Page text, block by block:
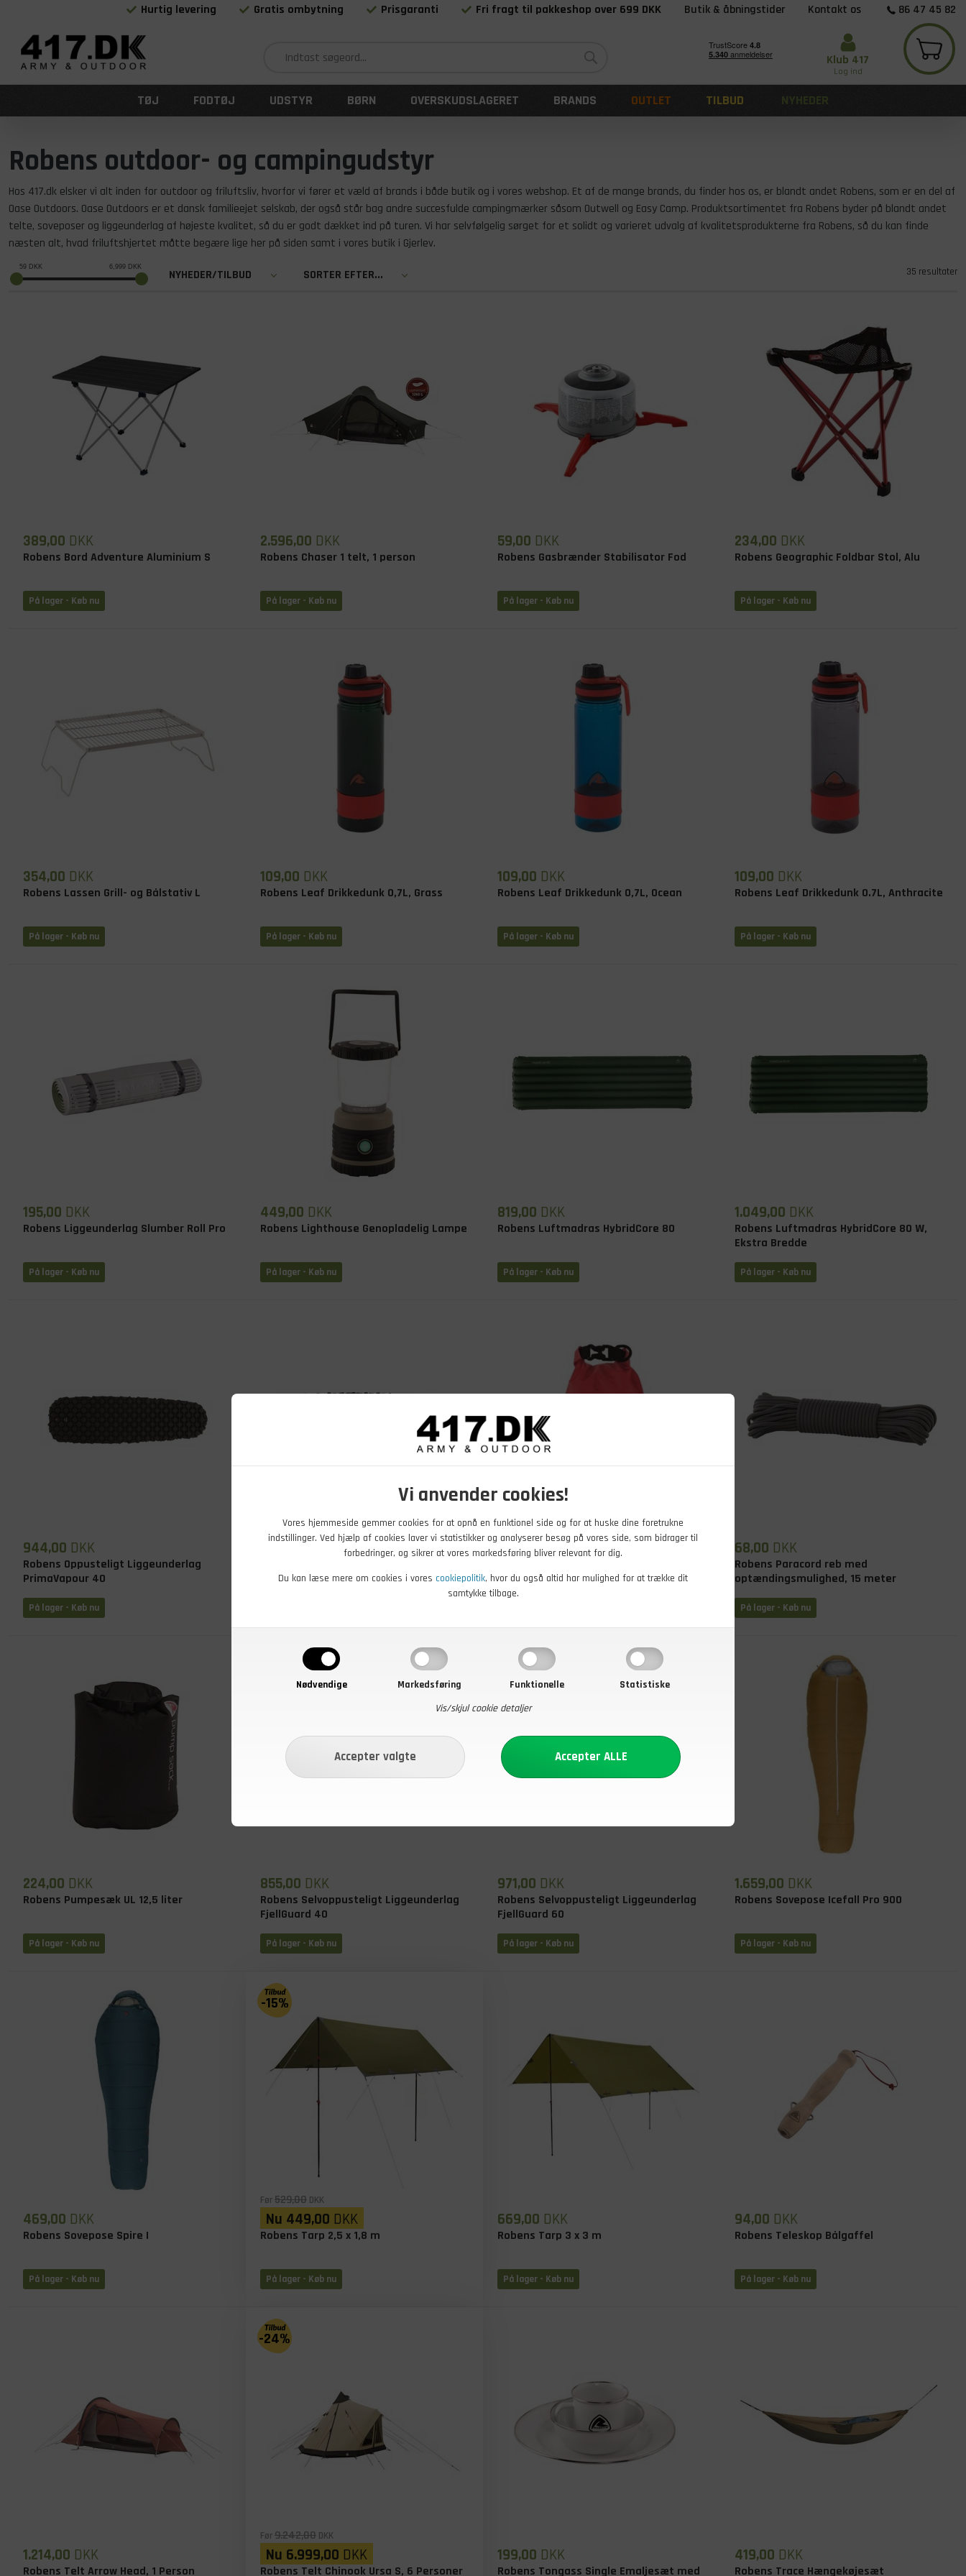
Vi anvender cookies!
Vores hjemmeside gemmer cookies for at opnå en funktionel side og for at huske dine foretrukne
indstillinger. Ved hjælp af cookies laver vi statistikker og analyserer besøg på vores side, som bidrager til
forbedringer, og sikrer at vores markedsføring bliver relevant for dig.
Du kan læse mere om cookies i vores cookiepolitik, hvor du også altid har mulighed for at trække dit
samtykke tilbage.
Nødvendige Markedsføring Funktionelle
Statistiske
Vis/skjul cookie detaljer
Hurtig levering Gratis ombytning Prisgaranti Fri fragt til pakkeshop over 699 DKK Butik & åbningstider Kontakt os
86 47 45 82
Klub 417
Log ind
TØJ FODTØJ UDSTYR BØRN OVERSKUDSLAGERET BRANDS OUTLET TILBUD NYHEDER
Robens outdoor- og campingudstyr
Hos 417.dk elsker vi alt inden for outdoor og friluftsliv, hvorfor vi fører et væld af brands i både butik og i vores webshop. Et af de mange brands, du finder hos os, er blandt andet Robens, som er en del af
Oase Outdoors. Oase Outdoors er et dansk familieejet selskab, der også står bag andre succesfulde campingmærker såsom Outwell og Easy Camp. Produktsortimentet fra Robens byder på blandt andet
telte, soveposer og liggeunderlag af højeste kvalitet, så du er godt dækket ind på turen. Vi har selvfølgelig sørget for et solidt og varieret udvalg af kvalitetsprodukterne fra Robens, så du kan finde
næsten alt, hvad friluftshjertet måtte begære lige her på siden samt i vores butik i Gjerlev.
35 resultater
389,00 DKK
Robens Bord Adventure Aluminium S
På lager - Køb nu
2.596,00 DKK
Robens Chaser 1 telt, 1 person
På lager - Køb nu
59,00 DKK
Robens Gasbrænder Stabilisator Fod
På lager - Køb nu
234,00 DKK
Robens Geographic Foldbar Stol, Alu
På lager - Køb nu
354,00 DKK
Robens Lassen Grill- og Bålstativ L
På lager - Køb nu
109,00 DKK
Robens Leaf Drikkedunk 0,7L, Grass
På lager - Køb nu
109,00 DKK
Robens Leaf Drikkedunk 0,7L, Ocean
På lager - Køb nu
109,00 DKK
Robens Leaf Drikkedunk 0.7L, Anthracite
På lager - Køb nu
195,00 DKK
Robens Liggeunderlag Slumber Roll Pro
På lager - Køb nu
449,00 DKK
Robens Lighthouse Genopladelig Lampe
På lager - Køb nu
819,00 DKK
Robens Luftmadras HybridCore 80
På lager - Køb nu
1.049,00 DKK
Robens Luftmadras HybridCore 80 W,
Ekstra Bredde
På lager - Køb nu
944,00 DKK
Robens Oppusteligt Liggeunderlag
PrimaVapour 40
På lager - Køb nu
1.039,00
PrimaVapour 60
179,00DKK 68,00 DKK
Robens Paracord reb med
optændingsmulighed, 15 meter
På lager - Køb nu
224,00 DKK
Robens Pumpesæk UL 12,5 liter
På lager - Køb nu
855,00 DKK
Robens Selvoppusteligt Liggeunderlag
FjellGuard 40
På lager - Køb nu
971,00 DKK
Robens Selvoppusteligt Liggeunderlag
FjellGuard 60
På lager - Køb nu
1.659,00 DKK
Robens Sovepose Icefall Pro 900
På lager - Køb nu
469,00 DKK
Robens Sovepose Spire I
På lager - Køb nu
-15%
Før529,00 DKK
Nu 449,00 DKK
Robens Tarp 2,5 x 1,8 m
På lager - Køb nu
669,00 DKK
Robens Tarp 3 x 3 m
På lager - Køb nu
94,00 DKK
Robens Teleskop Bålgaffel
På lager - Køb nu
1.214,00 DKK
Robens Telt Arrow Head, 1 Person
-24%
Før9.242,00 DKK
Nu 6.999,00 DKK
Robens Telt Chinook Ursa S, 6 Personer
199,00 DKK
Robens Tongass Single Emaljesæt med
419,00 DKK
Robens Trace Hængekøjesæt
59 DKK 6,999 DKK
NYHEDER/TILBUD SORTER EFTER...